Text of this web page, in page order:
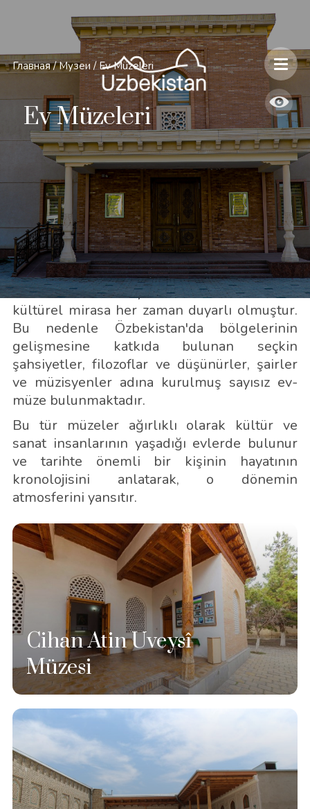
Главная / Музеи/ Ev Müzeleri
Ev Müzeleri
Özbek halkı, büyük atalarından kalan
kültürel mirasa her zaman duyarlı olmuştur.
Bu nedenle Özbekistan'da bölgelerinin
gelişmesine katkıda bulunan seçkin
şahsiyetler, filozoflar ve düşünürler, şairler
ve müzisyenler adına kurulmuş sayısız ev-
müze bulunmaktadır.
Bu tür müzeler ağırlıklı olarak kültür ve
sanat insanlarının yaşadığı evlerde bulunur
ve tarihte önemli bir kişinin hayatının
kronolojisini anlatarak, o dönemin
atmosferini yansıtır.
Cihan Atin Uveysî
Müzesi